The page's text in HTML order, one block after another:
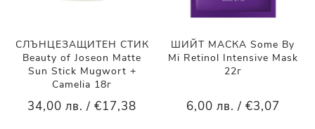
СЛЪНЦЕЗАЩИТЕН СТИК
Beauty of Joseon Matte
Sun Stick Mugwort +
Camelia 18г
34,00 лв. / €17,38
ШИЙТ МАСКА Some By
Mi Retinol Intensive Mask
22г
6,00 лв. / €3,07